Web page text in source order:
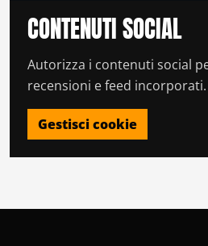
CONTENUTI SOCIAL
Autorizza i contenuti social
recensioni e feed incorporati.
Gestisci cookie